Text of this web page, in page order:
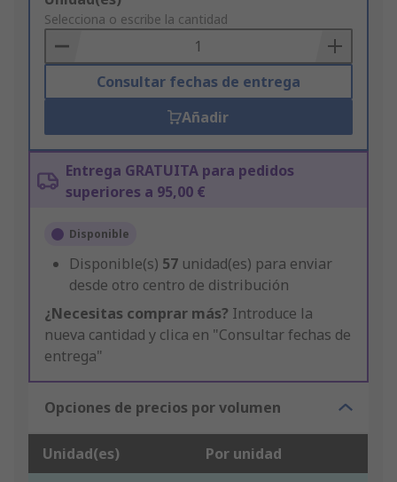
to
Basket
Selecciona o escribe la cantidad
Consultar fechas de entrega
Añadir
Entrega GRATUITA para pedidos
superiores a 95,00 €
Disponible
Disponible(s) 57 unidad(es) para enviar
desde otro centro de distribución
¿Necesitas comprar más? Introduce la
nueva cantidad y clica en "Consultar fechas de
entrega"
Opciones de precios por volumen
Unidad(es) Por unidad